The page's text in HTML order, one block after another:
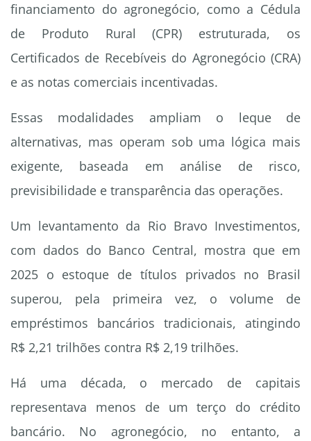
financiamento do agronegócio, como a Cédula
de Produto Rural (CPR) estruturada, os
Certificados de Recebíveis do Agronegócio (CRA)
e as notas comerciais incentivadas.
Essas modalidades ampliam o leque de
alternativas, mas operam sob uma lógica mais
exigente, baseada em análise de risco,
previsibilidade e transparência das operações.
Um levantamento da Rio Bravo Investimentos,
com dados do Banco Central, mostra que em
2025 o estoque de títulos privados no Brasil
superou, pela primeira vez, o volume de
empréstimos bancários tradicionais, atingindo
R$ 2,21 trilhões contra R$ 2,19 trilhões.
Há uma década, o mercado de capitais
representava menos de um terço do crédito
bancário. No agronegócio, no entanto, a